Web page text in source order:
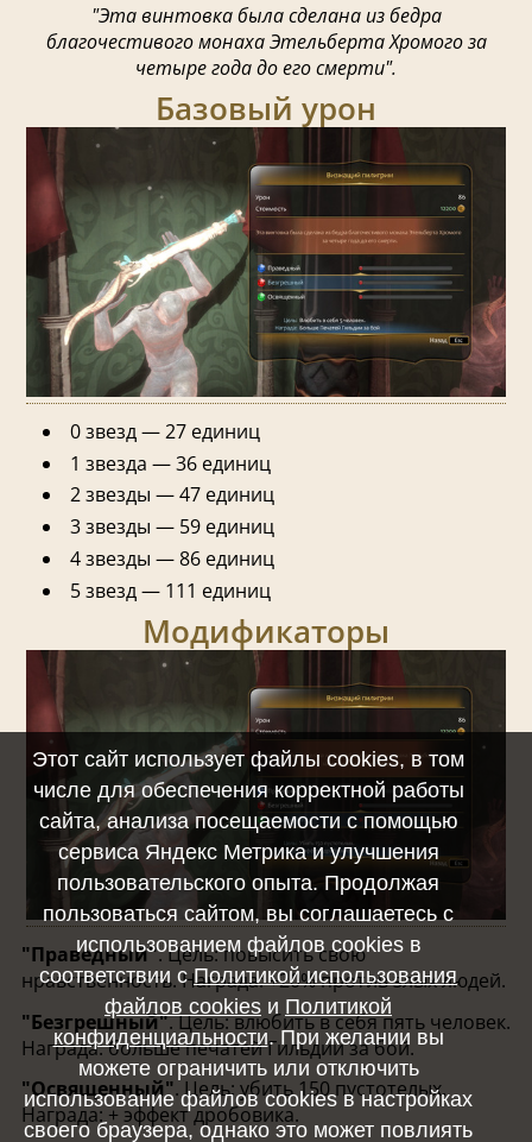
"Эта винтовка была сделана из бедра
благочестивого монаха Этельберта Хромого за
четыре года до его смерти".
Базовый урон
0 звезд — 27 единиц
1 звезда — 36 единиц
2 звезды — 47 единиц
3 звезды — 59 единиц
4 звезды — 86 единиц
5 звезд — 111 единиц
Модификаторы
"Праведный". Цель: повысить свою
нравственность. Награда: +20% против злых людей.
"Безгрешный". Цель: влюбить в себя пять человек.
Награда: больше печатей Гильдии за бой.
"Освященный". Цель: убить 150 пустотелых.
Награда: + эффект дробовика.
Этот сайт использует файлы cookies, в том
числе для обеспечения корректной работы
сайта, анализа посещаемости с помощью
сервиса Яндекс Метрика и улучшения
пользовательского опыта. Продолжая
пользоваться сайтом, вы соглашаетесь с
использованием файлов cookies в
соответствии сПолитикой использования
файлов cookies и Политикой
конфиденциальности. При желании вы
можете ограничить или отключить
использование файлов cookies в настройках
своего браузера, однако это может повлиять